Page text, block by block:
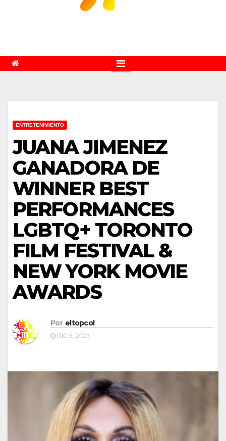
ENTRETENIMIENTO
JUANA JIMENEZ
GANADORA DE
WINNER BEST
PERFORMANCES
LGBTQ+ TORONTO
FILM FESTIVAL &
NEW YORK MOVIE
AWARDS
Por eltopcol
DIC 6, 2023